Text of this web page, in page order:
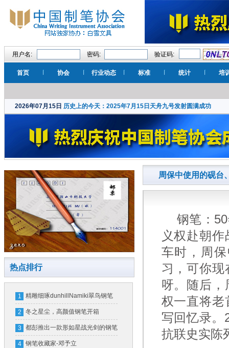
用户名: 密码: 验证码:
首页 协会 行业动态 标准 统计 培
2026年07月15日 历史上的今天：2025年7月15日天舟九号发射圆满成功
热点排行
1 精雕细琢dunhillNamiki翠鸟钢笔
2 冬之星尘，高颜值钢笔开箱
3 都彭推出一款形如星战光剑的钢笔
一支售价16万
4 钢笔收藏家-邓予立
周保中使用的砚台
钢笔：50
义权赴朝
车时，周
习，可你
呀。随后
权一直将老
写回忆录。
抗联史实陈